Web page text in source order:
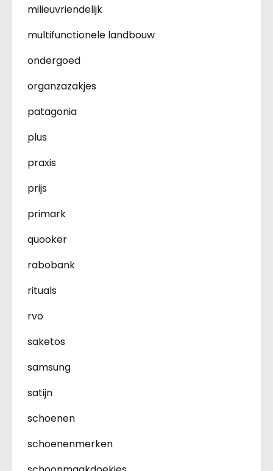
milieuvriendelijk
multifunctionele landbouw
ondergoed
organzazakjes
patagonia
plus
praxis
prijs
primark
quooker
rabobank
rituals
rvo
saketos
samsung
satijn
schoenen
schoenenmerken